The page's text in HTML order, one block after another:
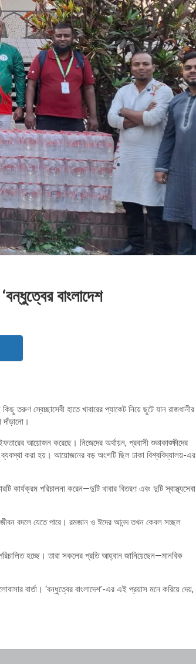
বাংলাদেশ
স্বেচ্ছাসেবী হাতে খাবারের প্যাকেট নিয়ে ছুটে যান রাজধানীর
দাঁড়ানো।
আয়োজন করেছে। নিজেদের অর্থায়ন, প্রবাসী শুভাকাঙ্ক্ষীদের
ব্যবস্থা করা হয়। আয়োজনের বড় অংশটি ছিল ঢাকা বিশ্ববিদ্যালয়-এর
কার্যক্রম পরিচালনা করেন—দুটি খাবার বিতরণ এবং দুটি স্বাস্থ্যসেবা
বদলে যেতে পারে। রমজান ও ঈদের আনন্দ তখন কেবল সচ্ছল
হচ্ছে। তারা সকলের প্রতি আহ্বান জানিয়েছেন—মানবিক
বার্তা। ‘বন্ধুত্বের বাংলাদেশ’-এর এই প্রয়াস মনে করিয়ে দেয়,